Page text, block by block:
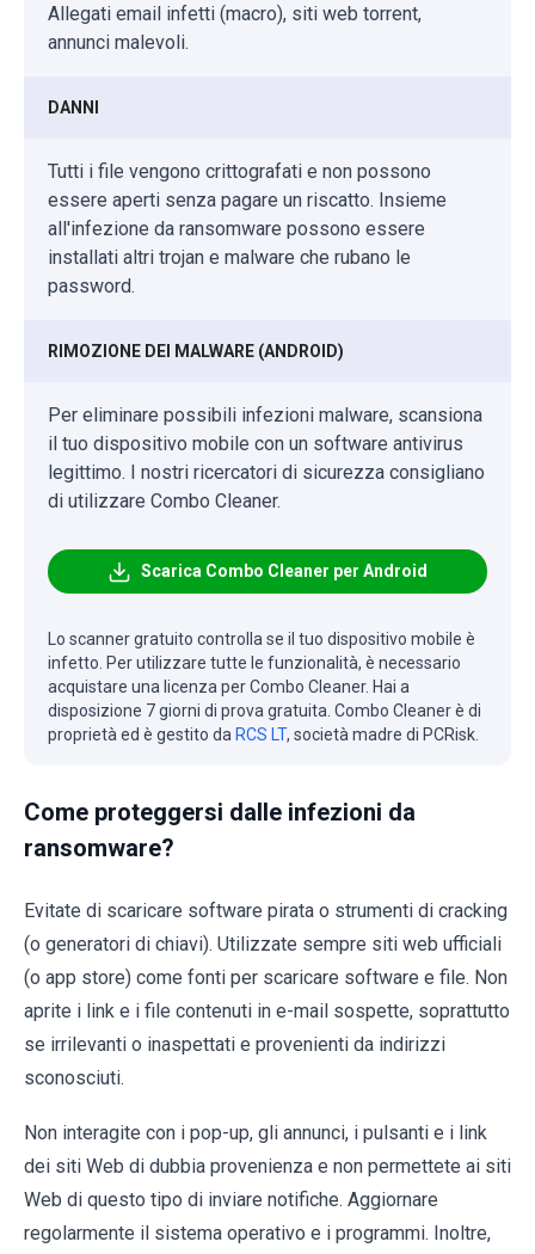
Allegati email infetti (macro), siti web torrent,
annunci malevoli.
DANNI
Tutti i file vengono crittografati e non possono
essere aperti senza pagare un riscatto. Insieme
all'infezione da ransomware possono essere
installati altri trojan e malware che rubano le
password.
RIMOZIONE DEI MALWARE (ANDROID)
Per eliminare possibili infezioni malware, scansiona
il tuo dispositivo mobile con un software antivirus
legittimo. I nostri ricercatori di sicurezza consigliano
di utilizzare Combo Cleaner.
Scarica Combo Cleaner per Android
Lo scanner gratuito controlla se il tuo dispositivo mobile è
infetto. Per utilizzare tutte le funzionalità, è necessario
acquistare una licenza per Combo Cleaner. Hai a
disposizione 7 giorni di prova gratuita. Combo Cleaner è di
proprietà ed è gestito da RCS LT, società madre di PCRisk.
Come proteggersi dalle infezioni da
ransomware?
Evitate di scaricare software pirata o strumenti di cracking
(o generatori di chiavi). Utilizzate sempre siti web ufficiali
(o app store) come fonti per scaricare software e file. Non
aprite i link e i file contenuti in e-mail sospette, soprattutto
se irrilevanti o inaspettati e provenienti da indirizzi
sconosciuti.
Non interagite con i pop-up, gli annunci, i pulsanti e i link
dei siti Web di dubbia provenienza e non permettete ai siti
Web di questo tipo di inviare notifiche. Aggiornare
regolarmente il sistema operativo e i programmi. Inoltre,